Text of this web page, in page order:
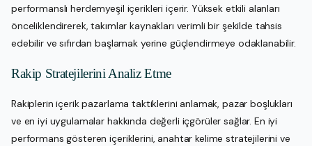
performanslı herdemyeşil içerikleri içerir. Yüksek etkili alanları
önceliklendirerek, takımlar kaynakları verimli bir şekilde tahsis
edebilir ve sıfırdan başlamak yerine güçlendirmeye odaklanabilir.
Rakip Stratejilerini Analiz Etme
Rakiplerin içerik pazarlama taktiklerini anlamak, pazar boşlukları
ve en iyi uygulamalar hakkında değerli içgörüler sağlar. En iyi
performans gösteren içeriklerini, anahtar kelime stratejilerini ve